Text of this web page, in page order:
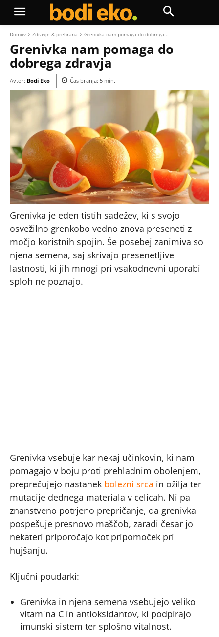
Domov Zdravje & prehrana Grenivka nam pomaga do dobrega...
Grenivka nam pomaga do
dobrega zdravja
Avtor: Bodi Eko Čas branja: 5 min.
Grenivka je eden tistih sadežev, ki s svojo
osvežilno grenkobo vedno znova preseneti z
močjo koristnih spojin. Še posebej zanimiva so
njena semena, saj skrivajo presenetljive
lastnosti, ki jih mnogi pri vsakodnevni uporabi
sploh ne poznajo.
Grenivka vsebuje kar nekaj učinkovin, ki nam
pomagajo v boju proti prehladnim obolenjem,
preprečujejo nastanek bolezni srca in ožilja ter
mutacije dednega materiala v celicah. Ni pa
znanstveno potrjeno prepričanje, da grenivka
pospešuje presnovo maščob, zaradi česar jo
nekateri priporočajo kot pripomoček pri
hujšanju.
Ključni poudarki:
Grenivka in njena semena vsebujejo veliko
vitamina C in antioksidantov, ki podpirajo
imunski sistem ter splošno vitalnost.